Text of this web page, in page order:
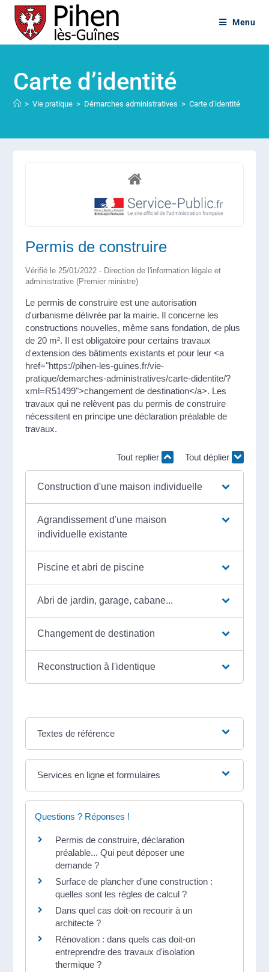
Menu
Carte d’identité
> Vie pratique > Démarches administratives > Carte d’identité
Permis de construire
Vérifié le 25/01/2022 - Direction de l'information légale et
administrative (Premier ministre)
Le permis de construire est une autorisation
d'urbanisme délivrée par la mairie. Il concerne les
constructions nouvelles, même sans fondation, de plus
de 20 m². Il est obligatoire pour certains travaux
d'extension des bâtiments existants et pour leur <a
href="https://pihen-les-guines.fr/vie-
pratique/demarches-administratives/carte-didentite/?
xml=R51499">changement de destination</a>. Les
travaux qui ne relèvent pas du permis de construire
nécessitent en principe une déclaration préalable de
travaux.
Tout replier Tout déplier
Construction d'une maison individuelle
Agrandissement d'une maison
individuelle existante
Piscine et abri de piscine
Abri de jardin, garage, cabane...
Changement de destination
Reconstruction à l'identique
Textes de référence
Services en ligne et formulaires
Questions ? Réponses !
Permis de construire, déclaration
préalable... Qui peut déposer une
demande ?
Surface de plancher d'une construction :
quelles sont les règles de calcul ?
Dans quel cas doit-on recourir à un
architecte ?
Rénovation : dans quels cas doit-on
entreprendre des travaux d'isolation
thermique ?